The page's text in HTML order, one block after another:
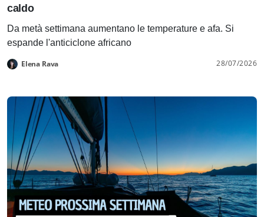
caldo
Da metà settimana aumentano le temperature e afa. Si
espande l'anticiclone africano
Elena Rava 28/07/2026